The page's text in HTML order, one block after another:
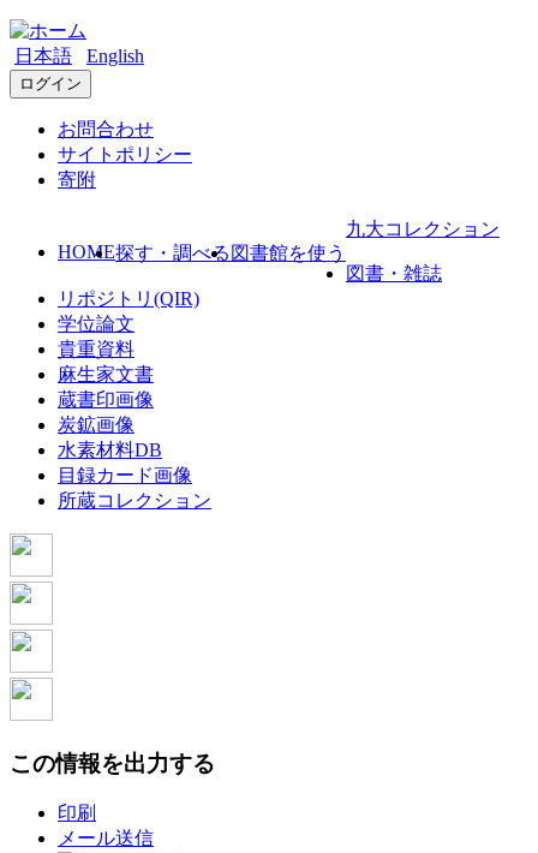
日本語 English
ログイン
お問合わせ
サイトポリシー
寄附
HOME探す・調べる 図書館を使う
九大コレクション
図書・雑誌
リポジトリ(QIR)
学位論文
貴重資料
麻生家文書
蔵書印画像
炭鉱画像
水素材料DB
目録カード画像
所蔵コレクション
この情報を出力する
印刷
メール送信